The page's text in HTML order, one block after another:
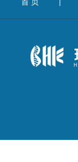
首 页 |